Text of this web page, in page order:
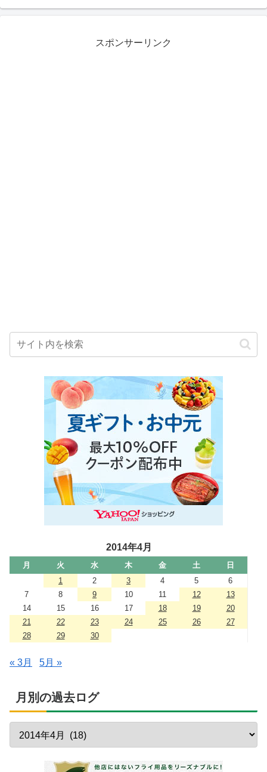
スポンサーリンク
2014年4月
月 火 水 木 金 土
日
1
2 3 4 5
6
7
8 9 10 11 12
13
14
15 16 17 18 19
20
21
22 23 24 25 26
27
28
29 30
« 3月 5月 »
月別の過去ログ